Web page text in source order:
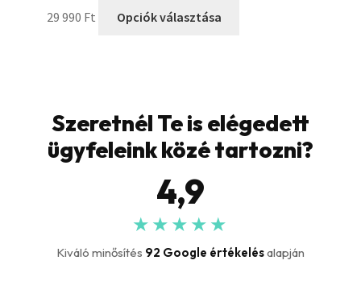
29 990 Ft Opciók választása
Szeretnél Te is elégedett
ügyfeleink közé tartozni?
4,9
★★★★★
Kiváló minősítés 92 Google értékelésalapján